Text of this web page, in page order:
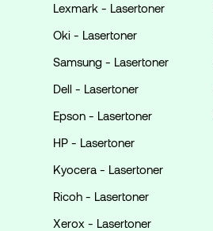
Lexmark - Lasertoner
Oki - Lasertoner
Samsung - Lasertoner
Dell - Lasertoner
Epson - Lasertoner
HP - Lasertoner
Kyocera - Lasertoner
Ricoh - Lasertoner
Xerox - Lasertoner